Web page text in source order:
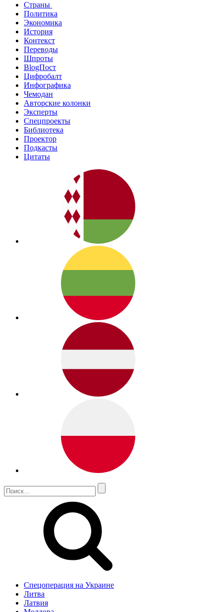
Страны
Политика
Экономика
История
Контекст
Переводы
Шпроты
BlogПост
Цифробалт
Инфографика
Чемодан
Авторские колонки
Эксперты
Спецпроекты
Библиотека
Проектор
Подкасты
Цитаты
Спецоперация на Украине
Литва
Латвия